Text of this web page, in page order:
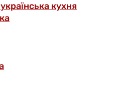
кухня